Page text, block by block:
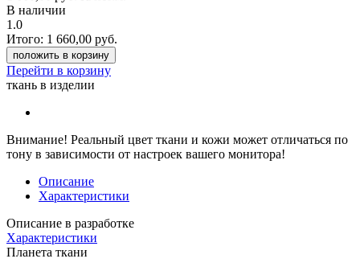
В наличии
1.0
Итого: 1 660,00 руб.
положить в корзину
Перейти в корзину
ткань в изделии
Внимание! Реальный цвет ткани и кожи может отличаться по
тону в зависимости от настроек вашего монитора!
Описание
Характеристики
Описание в разработке
Характеристики
Планета ткани